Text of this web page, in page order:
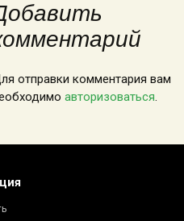
отправки комментария вам
авторизоваться.